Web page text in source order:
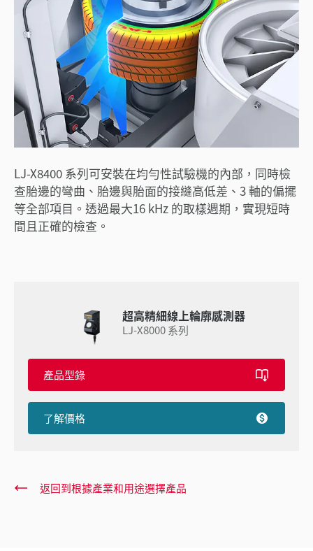
LJ-X8400 系列可安裝在均勻性試驗機的內部，同時檢
查胎邊的彎曲、胎邊與胎面的接縫高低差、3 軸的偏擺
等全部項目。透過最大16 kHz 的取樣週期，實現短時
間且正確的檢查。
超高精細線上輪廓感測器
LJ-X8000 系列
產品型錄
了解價格
返回到根據產業和用途選擇產品